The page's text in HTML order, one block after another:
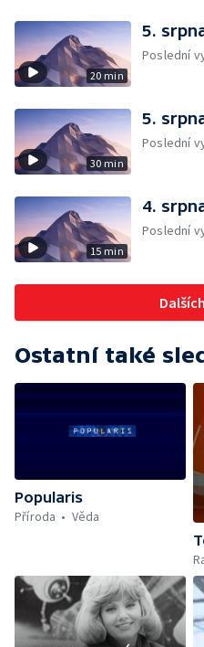
20 min
5.
Poslední
30 min
5.
Poslední
15 min
4.
Poslední
Ostatní také
Popularis
Příroda
Věda